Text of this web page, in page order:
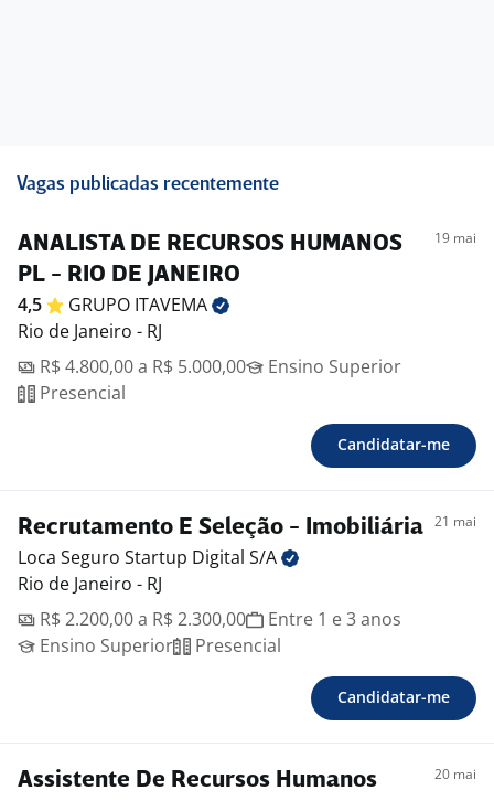
Vagas publicadas recentemente
ANALISTA DE RECURSOS HUMANOS
PL - RIO DE JANEIRO
19 mai
4,5 GRUPO ITAVEMA
Rio de Janeiro - RJ
R$ 4.800,00 a R$ 5.000,00
Ensino Superior
Presencial
Candidatar-me
Recrutamento E Seleção - Imobiliária 21 mai
Loca Seguro Startup Digital S/A
Rio de Janeiro - RJ
R$ 2.200,00 a R$ 2.300,00
Entre 1 e 3 anos
Ensino Superior
Presencial
Candidatar-me
Assistente De Recursos Humanos 20 mai